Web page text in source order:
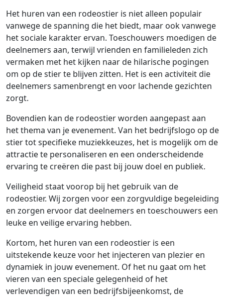
Het huren van een rodeostier is niet alleen populair
vanwege de spanning die het biedt, maar ook vanwege
het sociale karakter ervan. Toeschouwers moedigen de
deelnemers aan, terwijl vrienden en familieleden zich
vermaken met het kijken naar de hilarische pogingen
om op de stier te blijven zitten. Het is een activiteit die
deelnemers samenbrengt en voor lachende gezichten
zorgt.
Bovendien kan de rodeostier worden aangepast aan
het thema van je evenement. Van het bedrijfslogo op de
stier tot specifieke muziekkeuzes, het is mogelijk om de
attractie te personaliseren en een onderscheidende
ervaring te creëren die past bij jouw doel en publiek.
Veiligheid staat voorop bij het gebruik van de
rodeostier. Wij zorgen voor een zorgvuldige begeleiding
en zorgen ervoor dat deelnemers en toeschouwers een
leuke en veilige ervaring hebben.
Kortom, het huren van een rodeostier is een
uitstekende keuze voor het injecteren van plezier en
dynamiek in jouw evenement. Of het nu gaat om het
vieren van een speciale gelegenheid of het
verlevendigen van een bedrijfsbijeenkomst, de